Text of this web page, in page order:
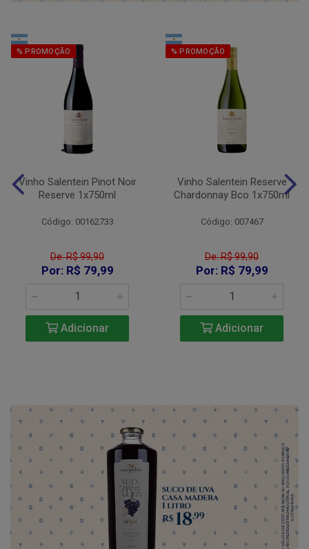
% PROMOÇÃO
Vinho Salentein Pinot Noir
Reserve 1x750ml
Código: 00162733
De: R$ 99,90
Por: R$ 79,99
Adicionar
% PROMOÇÃO
Vinho Salentein Reserve
Chardonnay Bco 1x750ml
Código: 007467
De: R$ 99,90
Por: R$ 79,99
Adicionar